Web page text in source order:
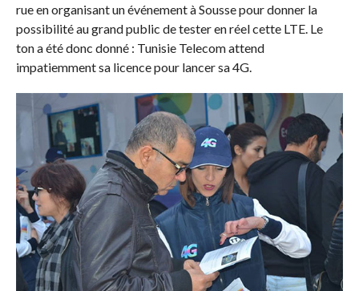
rue en organisant un événement à Sousse pour donner la
possibilité au grand public de tester en réel cette LTE. Le
ton a été donc donné : Tunisie Telecom attend
impatiemment sa licence pour lancer sa 4G.